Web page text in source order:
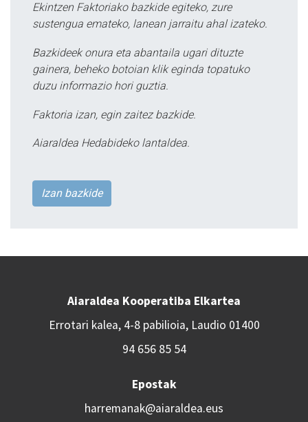
Ekintzen Faktoriako bazkide egiteko, zure
sustengua emateko, lanean jarraitu ahal izateko.
Bazkideek onura eta abantaila ugari dituzte
gainera, beheko botoian klik eginda topatuko
duzu informazio hori guztia.
Faktoria izan, egin zaitez bazkide.
Aiaraldea Hedabideko lantaldea.
Izan bazkide
Aiaraldea Kooperatiba Elkartea
Errotari kalea, 4-8 pabilioia, Laudio 01400
94 656 85 54
Epostak
harremanak@aiaraldea.eus